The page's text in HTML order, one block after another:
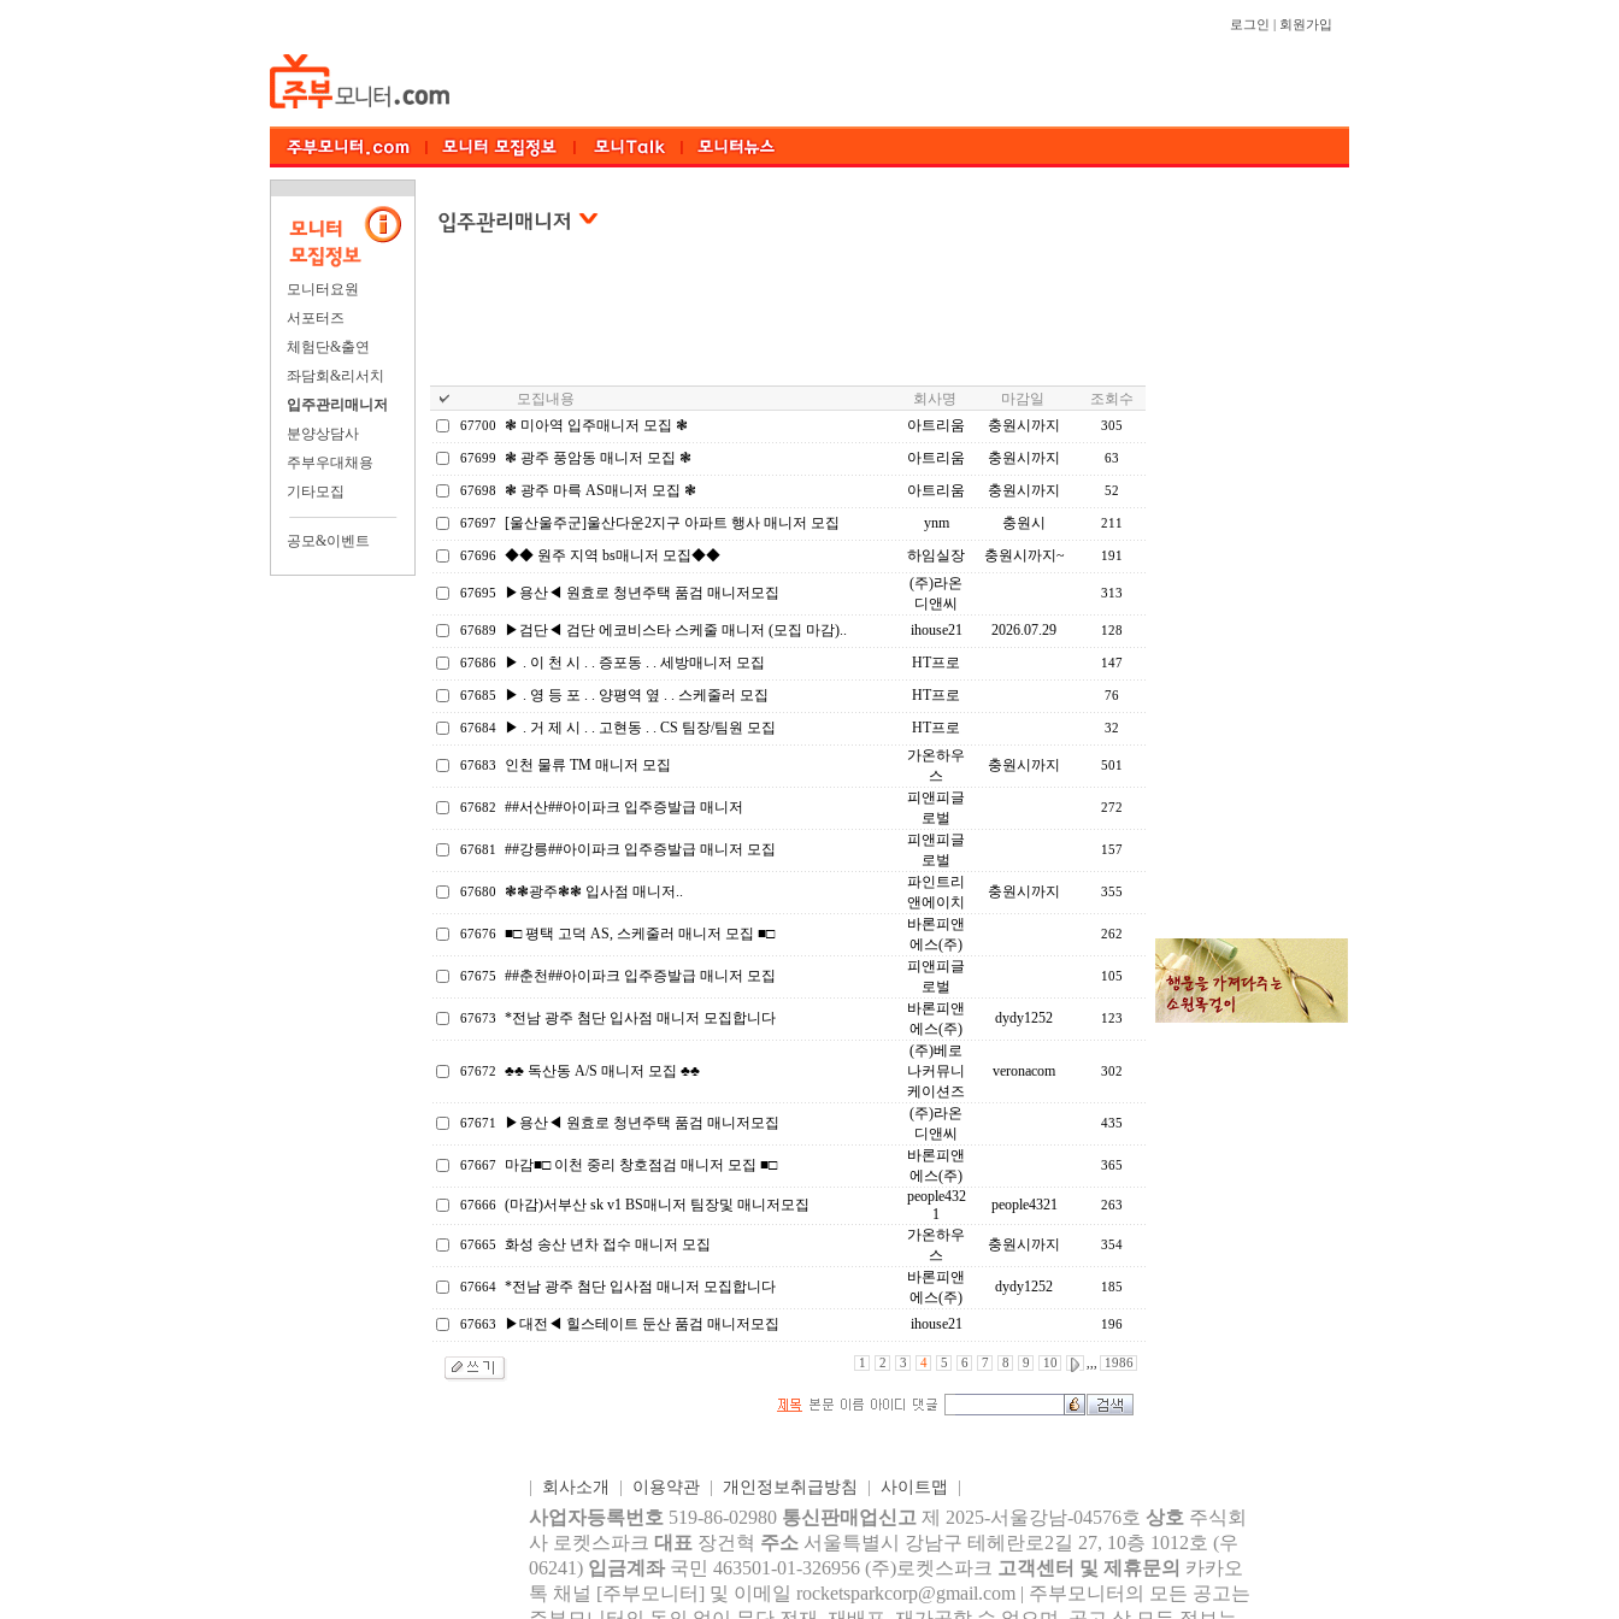
로그인 회원가입
모니터요원
서포터즈
체험단&출연
좌담회&리서치
입주관리매니저
분양상담사
주부우대채용
기타모집
공모&이벤트
모집내용 회사명 마감일 조회수
67700 ❃ 미아역 입주매니저 모집 ❃ 아트리움 충원시까지 305
67699 ❃ 광주 풍암동 매니저 모집 ❃ 아트리움 충원시까지 63
67698 ❃ 광주 마륵 AS매니저 모집 ❃ 아트리움 충원시까지 52
67697 [울산울주군]울산다운2지구 아파트 행사 매니저 모집 ynm 충원시 211
67696 ◆◆ 원주 지역 bs매니저 모집◆◆ 하임실장 충원시까지~ 191
67695 ▶용산◀ 원효로 청년주택 품검 매니저모집
(주)라온
디앤씨
313
67689 ▶검단◀ 검단 에코비스타 스케줄 매니저 (모집 마감).. ihouse21 2026.07.29 128
67686 ▶ . 이 천 시 . . 증포동 . . 세방매니저 모집 HT프로 147
67685 ▶ . 영 등 포 . . 양평역 옆 . . 스케줄러 모집 HT프로 76
67684 ▶ . 거 제 시 . . 고현동 . . CS 팀장/팀원 모집 HT프로 32
67683 인천 물류 TM 매니저 모집
가온하우
스
충원시까지 501
67682 ##서산##아이파크 입주증발급 매니저
피앤피글
로벌
272
67681 ##강릉##아이파크 입주증발급 매니저 모집
피앤피글
로벌
157
67680 ❃❃광주❃❃ 입사점 매니저..
파인트리
앤에이치
충원시까지 355
67676 ■□ 평택 고덕 AS, 스케줄러 매니저 모집 ■□
바론피앤
에스(주)
262
67675 ##춘천##아이파크 입주증발급 매니저 모집
피앤피글
로벌
105
67673 *전남 광주 첨단 입사점 매니저 모집합니다
바론피앤
에스(주)
dydy1252 123
67672 ♣♣ 독산동 A/S 매니저 모집 ♣♣
(주)베로
나커뮤니
케이션즈
veronacom 302
67671 ▶용산◀ 원효로 청년주택 품검 매니저모집
(주)라온
디앤씨
435
67667 마감■□ 이천 중리 창호점검 매니저 모집 ■□
바론피앤
에스(주)
365
67666 (마감)서부산 sk v1 BS매니저 팀장및 매니저모집
people432
1
people4321 263
67665 화성 송산 년차 접수 매니저 모집
가온하우
스
충원시까지 354
67664 *전남 광주 첨단 입사점 매니저 모집합니다
바론피앤
에스(주)
dydy1252 185
67663 ▶대전◀ 힐스테이트 둔산 품검 매니저모집 ihouse21 196
1 2 3 4 5 6 7 8 9 10 ,,, 1986
회사소개 이용약관| 개인정보취급방침 사이트맵
사업자등록번호 519-86-02980 통신판매업신고 제 2025-서울강남-04576호 상호 주식회
사 로켓스파크 대표 장건혁 주소 서울특별시 강남구 테헤란로2길 27, 10층 1012호 (우
06241) 입금계좌 국민 463501-01-326956 (주)로켓스파크 고객센터 및 제휴문의 카카오
톡 채널 [주부모니터] 및 이메일 rocketsparkcorp@gmail.com | 주부모니터의 모든 공고는